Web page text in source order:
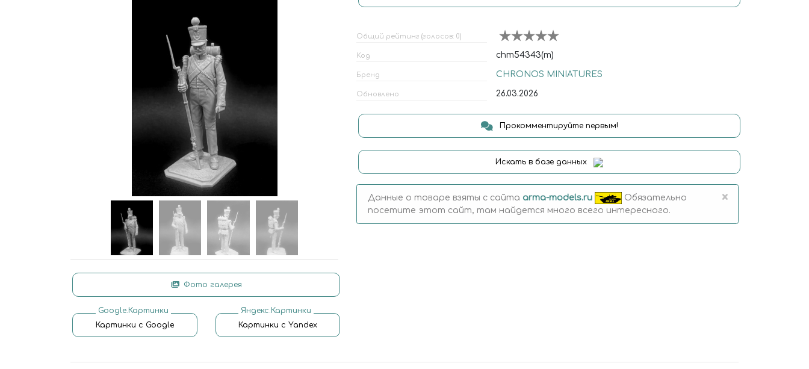
Фото галерея
Google.Картинки
Картинки с Google
Яндекс.Картинки
Картинки с Yandex
Общий рейтинг (голосов: 0)
Код chm54343(m)
Бренд CHRONOS MINIATURES
Обновлено 26.03.2026
Прокомментируйте первым!
Искать в базе данных
Данные о товаре взяты с сайта arma-models.ru
Обязательно
посетите этот сайт, там найдется много всего интересного.
×